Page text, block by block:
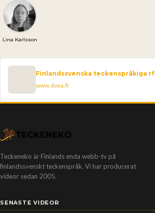
Lina Karlsson
Finlandssvenska teckenspråkiga rf
www.dova.fi
Teckeneko är Finlands enda webb-tv på
finlandssvenskt teckenspråk. Vi har producerat
videor sedan 2005.
SENASTE VIDEOR